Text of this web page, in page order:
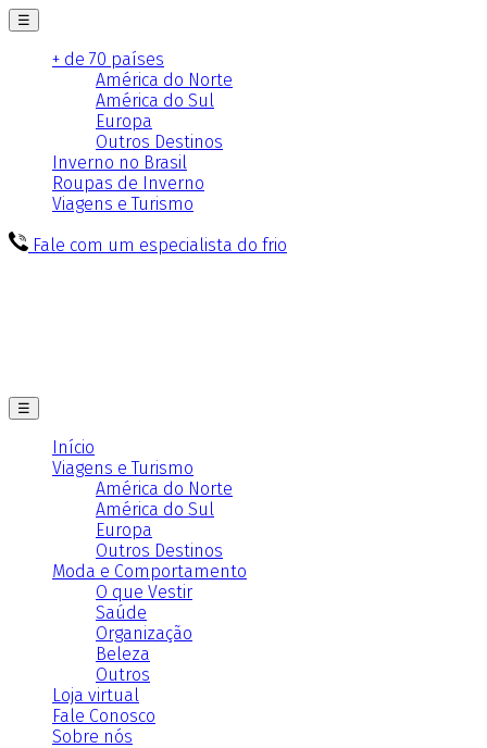
☰
+ de 70 países
América do Norte
América do Sul
Europa
Outros Destinos
Inverno no Brasil
Roupas de Inverno
Viagens e Turismo
Fale com um especialista do frio
☰
Início
Viagens e Turismo
América do Norte
América do Sul
Europa
Outros Destinos
Moda e Comportamento
O que Vestir
Saúde
Organização
Beleza
Outros
Loja virtual
Fale Conosco
Sobre nós